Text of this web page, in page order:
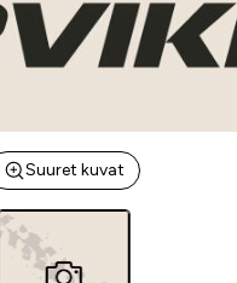
Suuret kuvat